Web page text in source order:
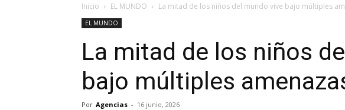
Inicio EL MUNDO La mitad de los niños del mundo vive bajo múltiples
EL MUNDO
La mitad de los niños
bajo múltiples
Por Agencias - 16 junio, 2026